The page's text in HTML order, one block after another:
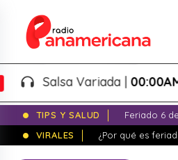
Salsa Variada |00:00AM -
TIPS Y SALUD
Feriado 6
VIRALES
¿Por qué es